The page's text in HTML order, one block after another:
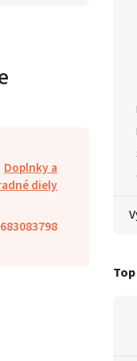
Doplnky a
diely